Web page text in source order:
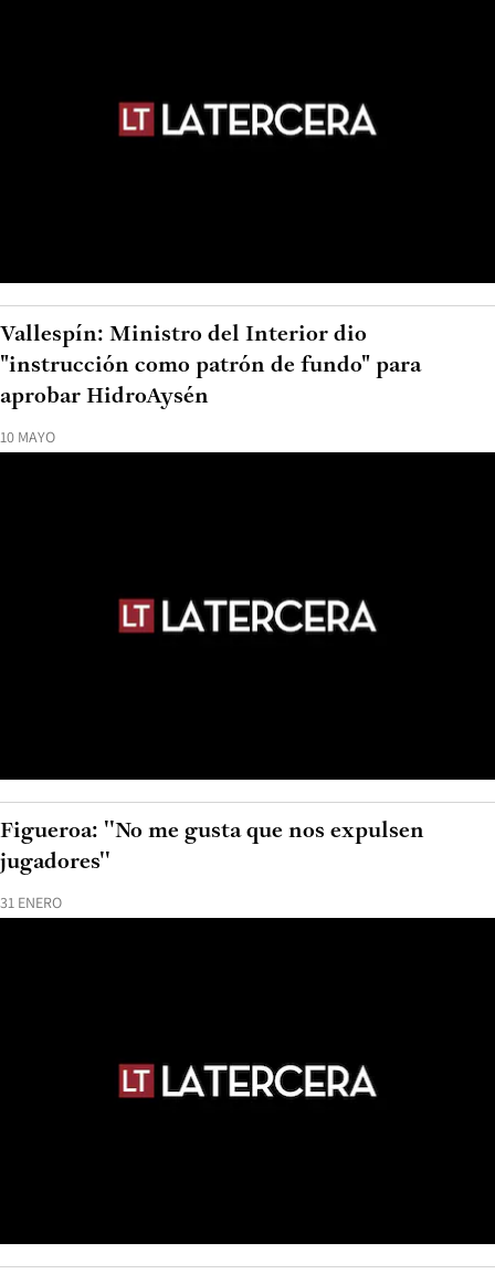
10 MAYO
Vallespín: Ministro del Interior dio
"instrucción como patrón de fundo" para
aprobar HidroAysén
31 ENERO
Figueroa: ''No me gusta que nos expulsen
jugadores''